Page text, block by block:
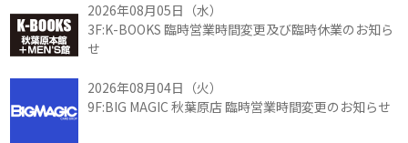
2026年08月05日（水）
3F:K-BOOKS 臨時営業時間変更及び臨時休業のお知ら
せ
2026年08月04日（火）
9F:BIG MAGIC 秋葉原店 臨時営業時間変更のお知らせ